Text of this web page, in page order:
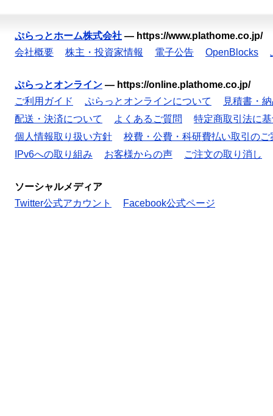
ぷらっとホーム株式会社 — https://www.plathome.co.jp/
会社概要
株主・投資家情報 電子公告 OpenBlocks
ぷらっとオンライン — https://online.plathome.co.jp/
ご利用ガイド
ぷらっとオンラインについて
見積書・
配送・決済について
よくあるご質問
特定商取引法に
個人情報取り扱い方針
校費・公費・科研費払い取引のご
IPv6への取り組み
お客様からの声 ご注文の取り消し
ソーシャルメディア
Twitter公式アカウント
Facebook公式ページ